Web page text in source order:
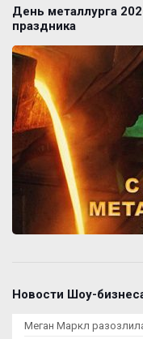
День металлурга
праздника
Новости Шоу-
Меган Маркл